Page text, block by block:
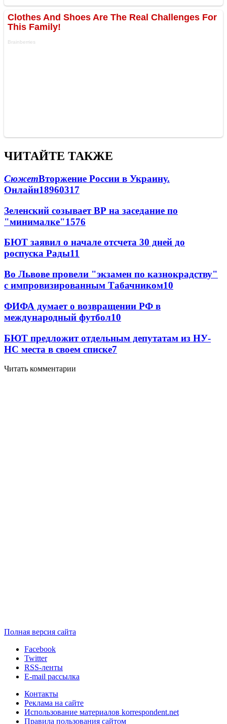
ЧИТАЙТЕ ТАКЖЕ
СюжетВторжение России в Украину.
Онлайн18960317
Зеленский созывает ВР на заседание по
"минималке"1576
БЮТ заявил о начале отсчета 30 дней до
роспуска Рады11
Во Львове провели "экзамен по казнокрадству"
с импровизированным Табачником10
ФИФА думает о возвращении РФ в
международный футбол10
БЮТ предложит отдельным депутатам из НУ-
НС места в своем списке7
Читать комментарии
Полная версия сайта
Facebook
Twitter
RSS-ленты
E-mail рассылка
Контакты
Реклама на сайте
Использование материалов korrespondent.net
Правила пользования сайтом